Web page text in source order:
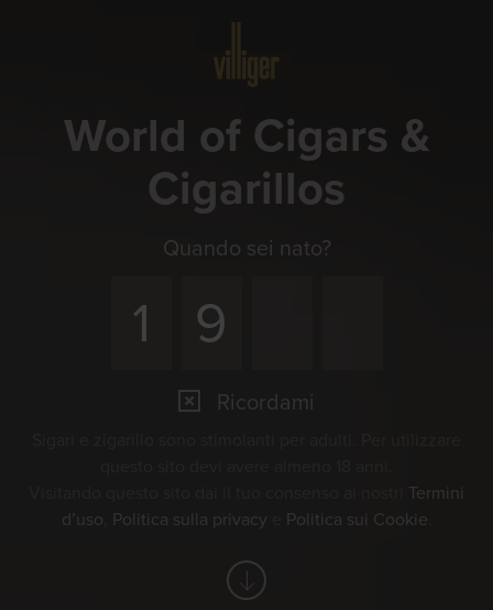
World of Cigars &
Cigarillos
Quando sei nato?
Ricordami
Termini
d’uso Politica sulla privacy Politica sui Cookie